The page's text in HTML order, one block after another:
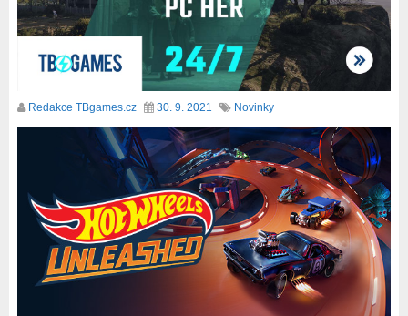
Redakce TBgames.cz 30. 9. 2021 Novinky